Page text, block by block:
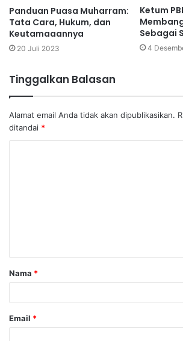
Panduan Puasa Muharram:
Tata Cara, Hukum, dan
Keutamaaannya
20 Juli 2023
Ketum
Sebagai
4
Tinggalkan Balasan
Alamat email Anda tidak akan dipublikasikan.
ditandai *
a
r
Nama *
Email *